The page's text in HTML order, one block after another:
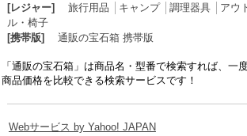
[レジャー]
旅行用品 キャンプ│ 調理器具│ アウ
ル・椅子
[携帯版]
通販の宝石箱 携帯版
「通販の宝石箱」は商品名・型番で検索すれば、一
商品価格を比較できる検索サービスです！
Webサービス by Yahoo! JAPAN